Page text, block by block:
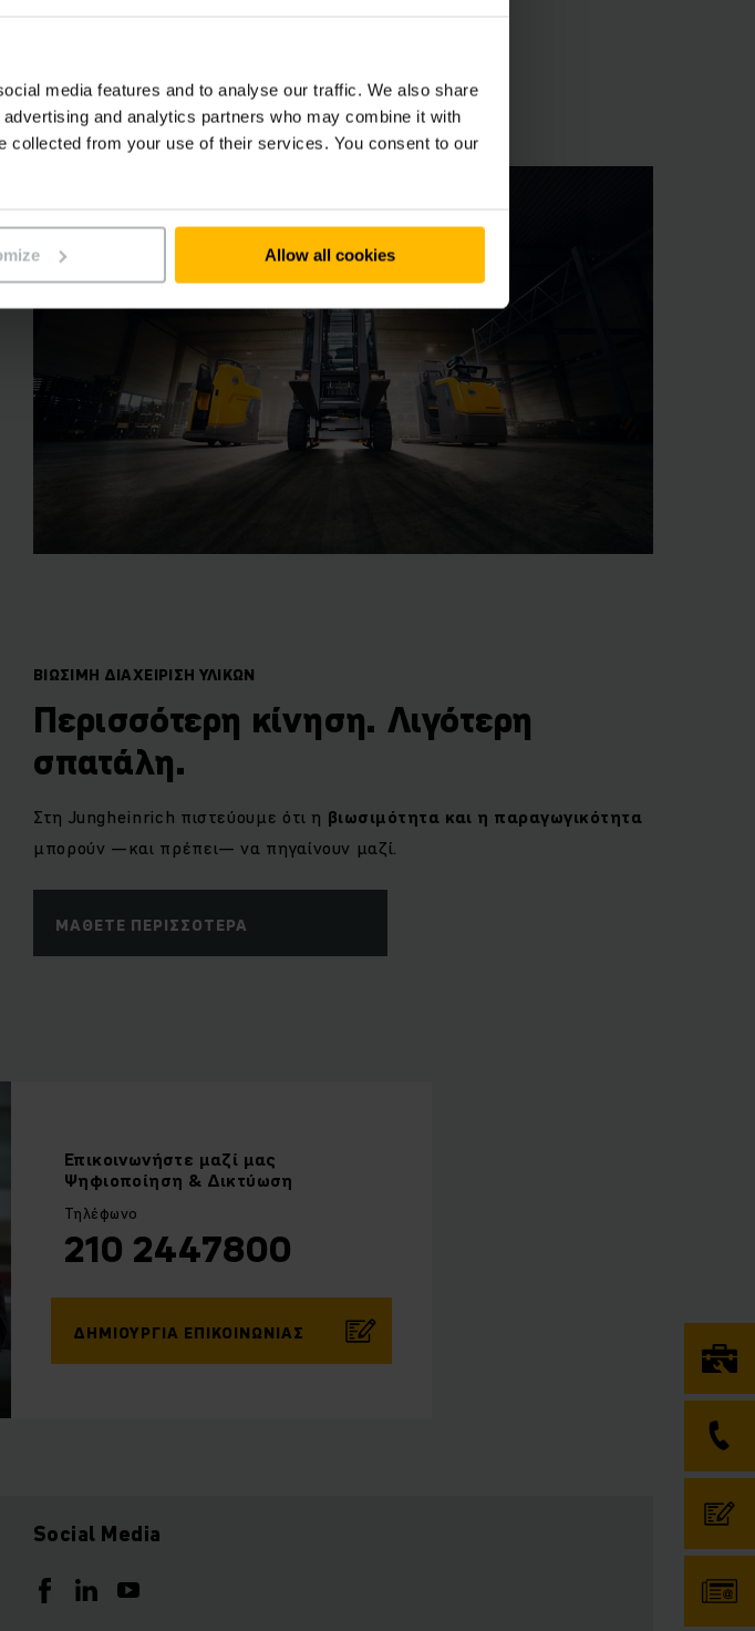
media features and to analyse our traffic. We also share
and analytics partners who may combine it with
collected from your use of their services. You consent to our
Allow all cookies
ΒΙΩΣΙΜΗ ΔΙΑΧΕΙΡΙΣΗ ΥΛΙΚΩΝ
Περισσότερη κίνηση. Λιγότερη
σπατάλη.
Στη Jungheinrich πιστεύουμε ότι η βιωσιμότητα και η παραγωγικότητα
μπορούν —και πρέπει— να πηγαίνουν μαζί.
ΜΆΘΕΤΕ ΠΕΡΙΣΣΌΤΕΡΑ
Επικοινωνήστε μαζί μας
Ψηφιοποίηση & Δικτύωση
Τηλέφωνο
210 2447800
ΔΗΜΙΟΥΡΓΊΑ ΕΠΙΚΟΙΝΩΝΊΑΣ
Social Media